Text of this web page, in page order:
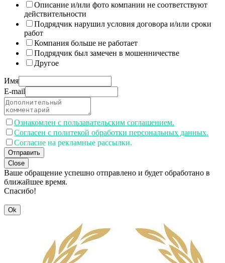
Описание и/или фото компании не соответствуют
действительности
Подрядчик нарушил условия договора и/или сроки
работ
Компания больше не работает
Подрядчик был замечен в мошенничестве
Другое
Имя
E-mail
Ознакомлен с пользавательским соглашением.
Согласен с политекой обработки персональных данных.
Согласие на рекламные рассылки.
Отправить
Close
Ваше обращение успешно отправлено и будет обработано в
ближайшее время.
Спасибо!
Ok